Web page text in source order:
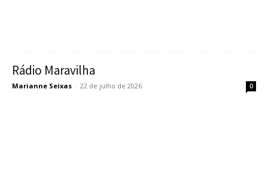
Rádio Maravilha
Marianne Seixas - 22 de julho de 2026 0